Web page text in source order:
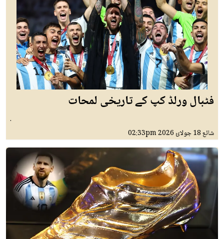
فٹبال ورلڈ کپ کے تاریخی لمحات
.
شائع18 جولائ 2026 02:33pm